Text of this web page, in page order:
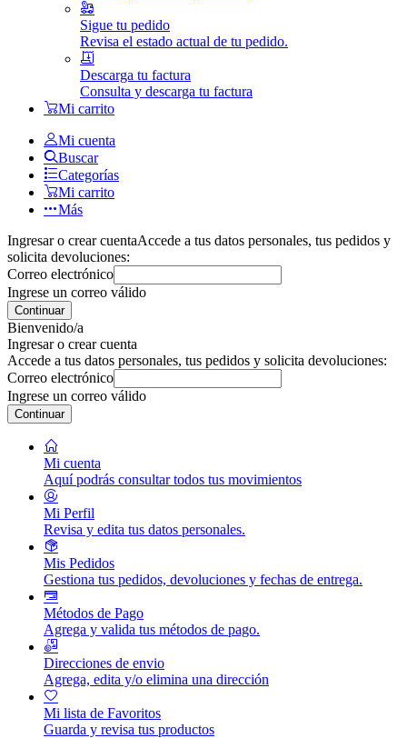
Sigue tu pedido
Revisa el estado actual de tu pedido.
Descarga tu factura
Consulta y descarga tu factura
Mi carrito
Mi cuenta
Buscar
Categorías
Mi carrito
Más
Ingresar o crear cuentaAccede a tus datos personales, tus pedidos y
solicita devoluciones:
Correo electrónico
Ingrese un correo válido
Continuar
Bienvenido/a
Ingresar o crear cuenta
Accede a tus datos personales, tus pedidos y solicita devoluciones:
Correo electrónico
Ingrese un correo válido
Continuar
Mi cuenta
Aquí podrás consultar todos tus movimientos
Mi Perfil
Revisa y edita tus datos personales.
Mis Pedidos
Gestiona tus pedidos, devoluciones y fechas de entrega.
Métodos de Pago
Agrega y valida tus métodos de pago.
Direcciones de envio
Agrega, edita y/o elimina una dirección
Mi lista de Favoritos
Guarda y revisa tus productos